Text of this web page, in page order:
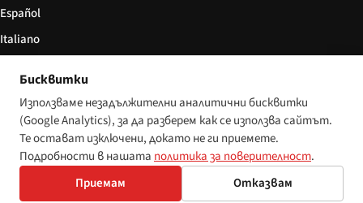
Español
Italiano
© 2026 Disability World. Всички права запазени. Настройки за бисквитки
DeutschEspañol 简体中文PolskiFrançais
Бисквитки
Използваме незадължителни аналитични бисквитки
(Google Analytics), за да разберем как се използва сайтът.
Те остават изключени, докато не ги приемете.
Подробности в нашата политика за поверителност.
Приемам
Отказвам